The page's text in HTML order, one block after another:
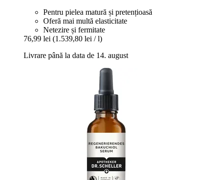
Pentru pielea matură și pretențioasă
Oferă mai multă elasticitate
Netezire și fermitate
76,99 lei (1.539,80 lei / l)
Livrare până la data de 14. august